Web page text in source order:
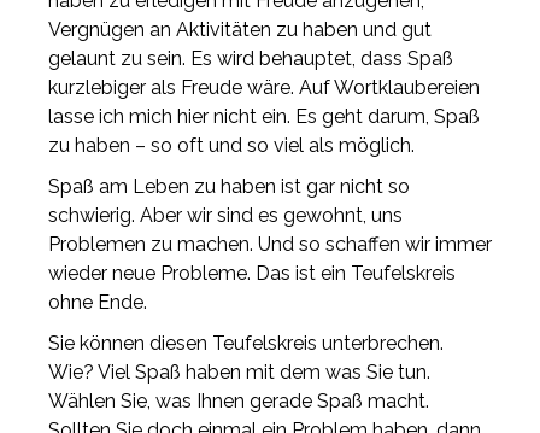
Vergnügen an Aktivitäten zu haben und gut
gelaunt zu sein. Es wird behauptet, dass Spaß
kurzlebiger als Freude wäre. Auf Wortklaubereien
lasse ich mich hier nicht ein. Es geht darum, Spaß
zu haben – so oft und so viel als möglich.
Spaß am Leben zu haben ist gar nicht so
schwierig. Aber wir sind es gewohnt, uns
Problemen zu machen. Und so schaffen wir immer
wieder neue Probleme. Das ist ein Teufelskreis
ohne Ende.
Sie können diesen Teufelskreis unterbrechen.
Wie? Viel Spaß haben mit dem was Sie tun.
Wählen Sie, was Ihnen gerade Spaß macht.